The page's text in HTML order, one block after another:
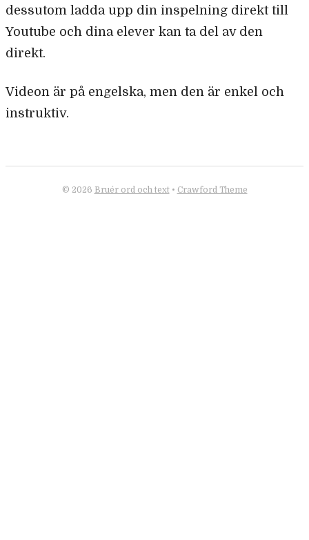
dessutom ladda upp din inspelning direkt till
Youtube och dina elever kan ta del av den
direkt.
Videon är på engelska, men den är enkel och
instruktiv.
© 2026 Bruér ord och text• Crawford Theme